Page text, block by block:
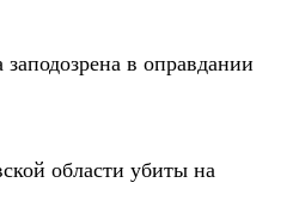
в оправдании
области убиты на